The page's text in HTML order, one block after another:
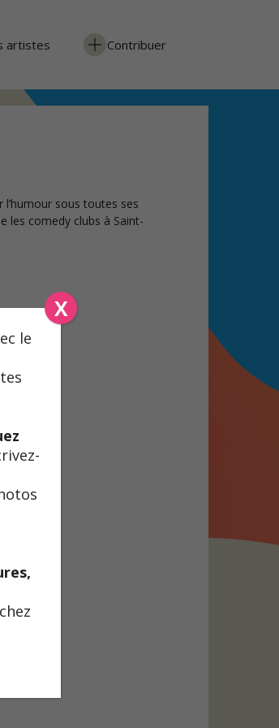
artistes Contribuer
sous toutes ses
les comedy clubs à Saint-
le
X